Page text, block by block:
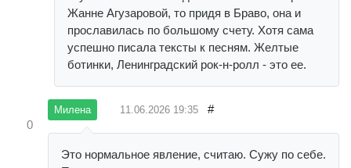
Жанне Агузаровой, то придя в Браво, она и
прославилась по большому счету. Хотя сама
успешно писала тексты к песням. Желтые
ботинки, Ленинградский рок-н-ролл - это ее.
0
Милена 11.06.2026 19:35 #
Это нормальное явление, считаю. Сужу по себе.